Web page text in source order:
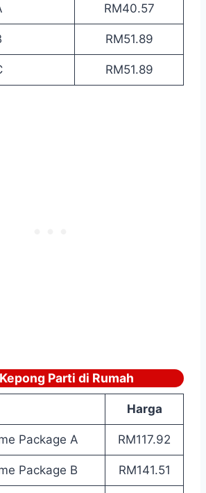
RM40.57
RM51.89
RM51.89
Parti di Rumah
Harga
Package A RM117.92
Package B RM141.51